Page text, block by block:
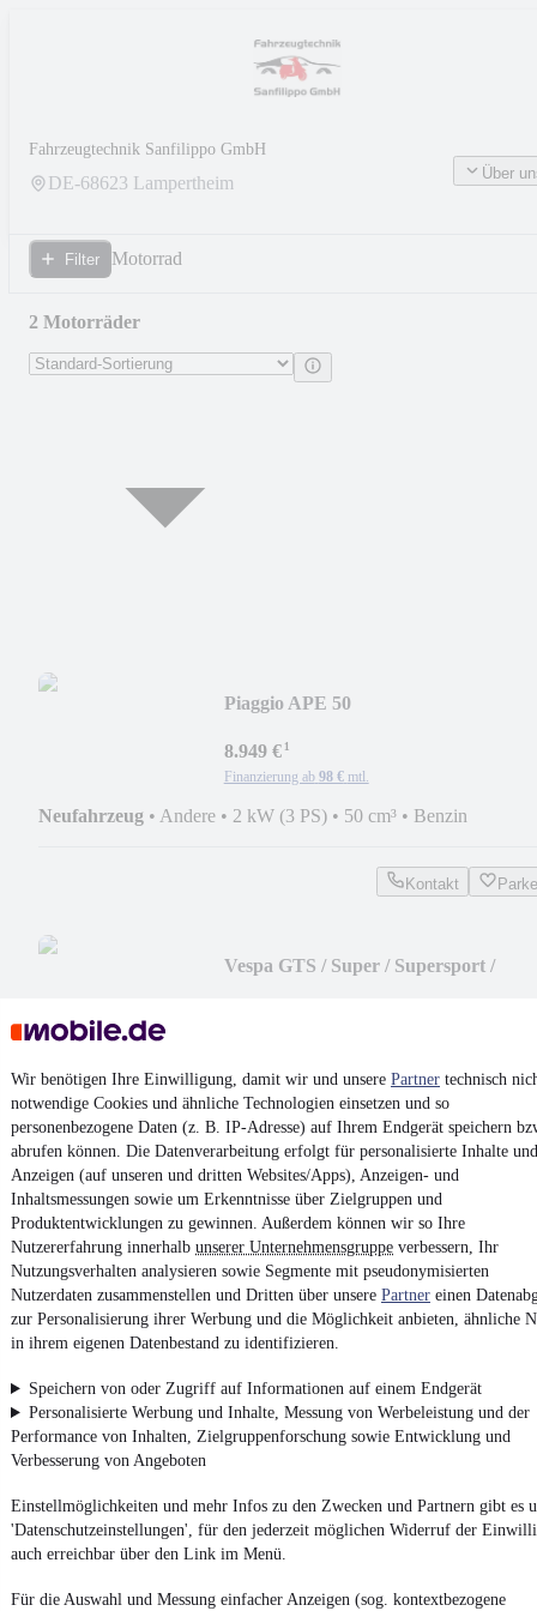
Wir benötigen Ihre Einwilligung, damit wir und unsere Partner technisch
notwendige Cookies und ähnliche Technologien einsetzen und so
personenbezogene Daten (z. B. IP-Adresse) auf Ihrem Endgerät speichern
abrufen können. Die Datenverarbeitung erfolgt für personalisierte Inhalte und
Anzeigen (auf unseren und dritten Websites/Apps), Anzeigen- und
Inhaltsmessungen sowie um Erkenntnisse über Zielgruppen und
Produktentwicklungen zu gewinnen. Außerdem können wir so Ihre
Nutzererfahrung innerhalb unserer Unternehmensgruppe verbessern, Ihr
Nutzungsverhalten analysieren sowie Segmente mit pseudonymisierten
Nutzerdaten zusammenstellen und Dritten über unsere Partner einen
zur Personalisierung ihrer Werbung und die Möglichkeit anbieten, ähnliche
in ihrem eigenen Datenbestand zu identifizieren.
Speichern von oder Zugriff auf Informationen auf einem Endgerät
Personalisierte Werbung und Inhalte, Messung von Werbeleistung und der
Performance von Inhalten, Zielgruppenforschung sowie Entwicklung und
Verbesserung von Angeboten
Einstellmöglichkeiten und mehr Infos zu den Zwecken und Partnern gibt es
'Datenschutzeinstellungen', für den jederzeit möglichen Widerruf der
auch erreichbar über den Link im Menü.
Für die Auswahl und Messung einfacher Anzeigen (sog. kontextbezogene
Fahrzeugtechnik Sanfilippo GmbH
DE-68623 Lampertheim Über
Filter Motorrad
2 Motorräder
Piaggio APE 50
8.949 €¹
Finanzierung ab 98 € mtl.
Neufahrzeug • Andere • 2 kW (3 PS) • 50 cm³ • Benzin
Kontakt
Vespa GTS / Super / Supersport /
Neufahrzeug •Roller/Scooter•Benzin
Kontakt
¹ MwSt. ausweisbar
4.6 Sterne
Nutze mobile.de schnell und einfach
Impressum
Vertrag widerrufen
Datenschutz